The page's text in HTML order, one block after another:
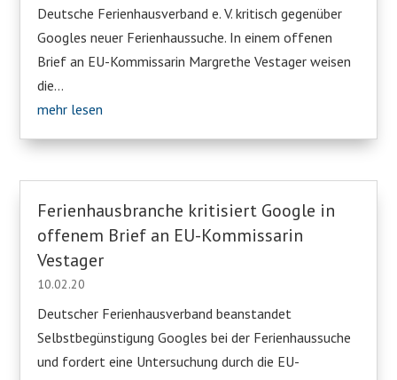
Deutsche Ferienhausverband e. V. kritisch gegenüber
Googles neuer Ferienhaussuche. In einem offenen
Brief an EU-Kommissarin Margrethe Vestager weisen
die...
mehr lesen
Ferienhausbranche kritisiert Google in
offenem Brief an EU-Kommissarin
Vestager
10.02.20
Deutscher Ferienhausverband beanstandet
Selbstbegünstigung Googles bei der Ferienhaussuche
und fordert eine Untersuchung durch die EU-